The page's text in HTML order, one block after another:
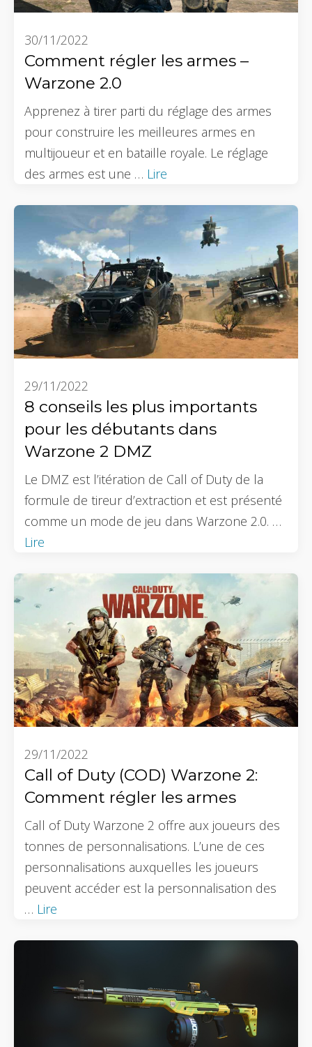
Comment régler les armes –
Warzone 2.0
30/11/2022
Apprenez à tirer parti du réglage des armes
pour construire les meilleures armes en
multijoueur et en bataille royale. Le réglage
des armes est une … Lire
8 conseils les plus importants
pour les débutants dans
Warzone 2 DMZ
29/11/2022
Le DMZ est l’itération de Call of Duty de la
formule de tireur d’extraction et est présenté
comme un mode de jeu dans Warzone 2.0. …
Lire
Call of Duty (COD) Warzone 2:
Comment régler les armes
29/11/2022
Call of Duty Warzone 2 offre aux joueurs des
tonnes de personnalisations. L’une de ces
personnalisations auxquelles les joueurs
peuvent accéder est la personnalisation des
… Lire